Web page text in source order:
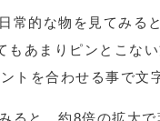
常的な物を見てみる
もあまりピンとこな
トを合わせる事で文
ると、約8倍の拡大